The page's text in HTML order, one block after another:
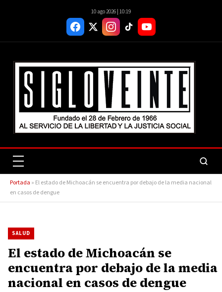
10 ago 2026 | 10:19
Portada » El estado de Michoacán se encuentra por debajo de la media nacional
en casos de dengue
SALUD
El estado de Michoacán se
encuentra por debajo de la media
nacional en casos de dengue